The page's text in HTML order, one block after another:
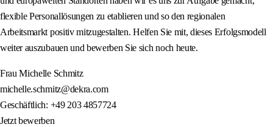
flexible Personallösungen zu etablieren und so den regionalen
Arbeitsmarkt positiv mitzugestalten. Helfen Sie mit, dieses Erfolgsmodell
weiter auszubauen und bewerben Sie sich noch heute.
Frau Michelle Schmitz
michelle.schmitz@dekra.com
Geschäftlich: +49 203 4857724
Jetzt bewerben